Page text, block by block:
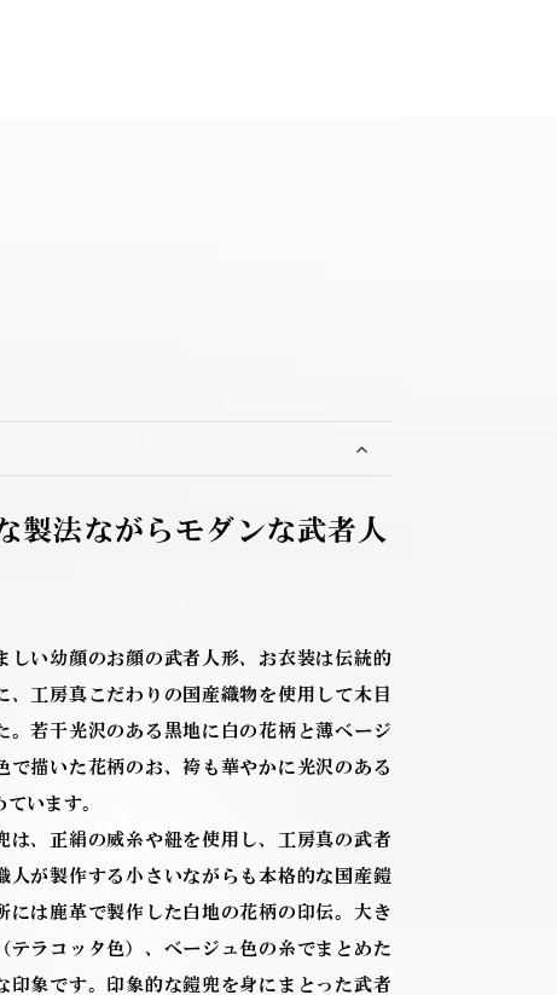
製法ながらモダンな武者人
しい幼顔のお顔の武者人形、お衣装は伝統的
、工房真こだわりの国産織物を使用して木目
。若干光沢のある黒地に白の花柄と薄ベージ
で描いた花柄のお、袴も華やかに光沢のある
います。
は、正絹の威糸や紐を使用し、工房真の武者
人が製作する小さいながらも本格的な国産鎧
には鹿革で製作した白地の花柄の印伝。大き
テラコッタ色）、ベージュ色の糸でまとめた
印象です。印象的な鎧兜を身にまとった武者